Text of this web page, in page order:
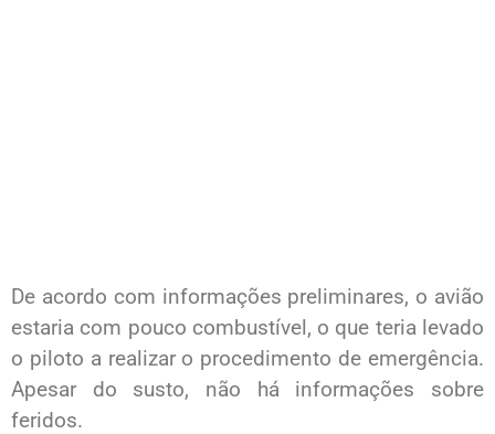
De acordo com informações preliminares, o avião
estaria com pouco combustível, o que teria levado
o piloto a realizar o procedimento de emergência.
Apesar do susto, não há informações sobre
feridos.